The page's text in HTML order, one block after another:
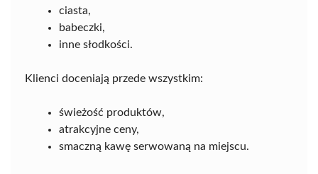
ciasta,
babeczki,
inne słodkości.
Klienci doceniają przede wszystkim:
świeżość produktów,
atrakcyjne ceny,
smaczną kawę serwowaną na miejscu.